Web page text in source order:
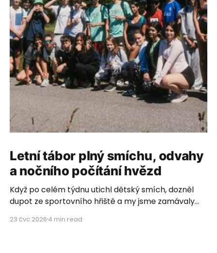
Letní tábor plný smíchu, odvahy
a nočního počítání hvězd
Když po celém týdnu utichl dětský smích, dozněl
dupot ze sportovního hřiště a my jsme zamávaly
ticho. Ticho plné vděčnosti, dojetí a hlubokého
23 čvc 2026 4 min read